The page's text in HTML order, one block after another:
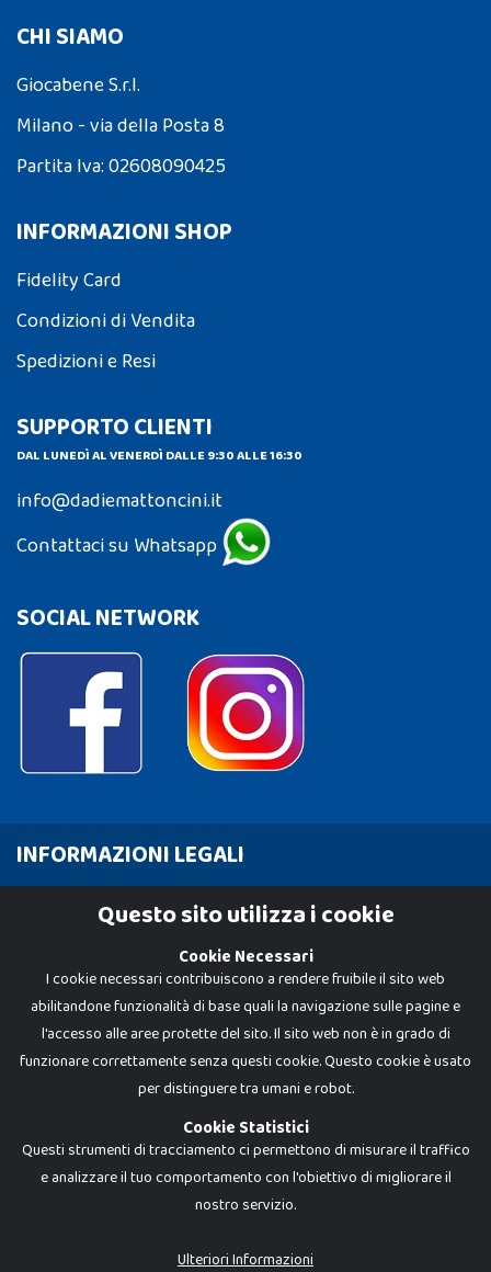
CHI SIAMO
Giocabene S.r.l.
Milano - via della Posta 8
Partita Iva: 02608090425
INFORMAZIONI SHOP
Fidelity Card
Condizioni di Vendita
Spedizioni e Resi
SUPPORTO CLIENTI
DAL LUNEDÌ AL VENERDÌ DALLE 9:30 ALLE 16:30
info@dadiemattoncini.it
Contattaci su Whatsapp
SOCIAL NETWORK
INFORMAZIONI LEGALI
Cookie Policy
Dadi e Mattoncini è un brand di Giocabene Srl. Ogni riproduzione o utilizzo non
I prezzi e le promozioni pubblicate potrebbero differire da quanto esposto in
Questo sito utilizza i cookie
Cookie Necessari
I cookie necessari contribuiscono a rendere fruibile il sito web
abilitandone funzionalità di base quali la navigazione sulle pagine e
l'accesso alle aree protette del sito. Il sito web non è in grado di
funzionare correttamente senza questi cookie. Questo cookie è usato
per distinguere tra umani e robot.
Cookie Statistici
Questi strumenti di tracciamento ci permettono di misurare il traffico
e analizzare il tuo comportamento con l'obiettivo di migliorare il
nostro servizio.
Ulteriori Informazioni